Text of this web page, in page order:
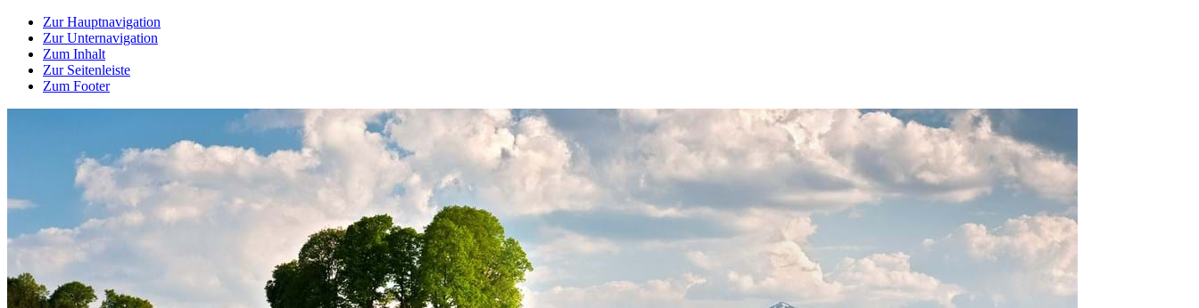
Zur Hauptnavigation
Zur Unternavigation
Zum Inhalt
Zur Seitenleiste
Zum Footer